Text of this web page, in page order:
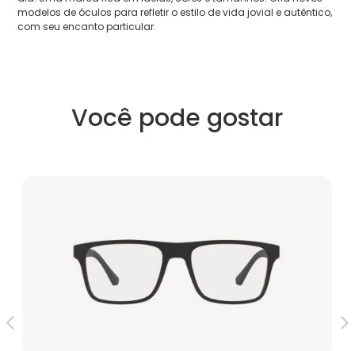
modelos de óculos para refletir o estilo de vida jovial e autêntico,
com seu encanto particular.
Você pode gostar